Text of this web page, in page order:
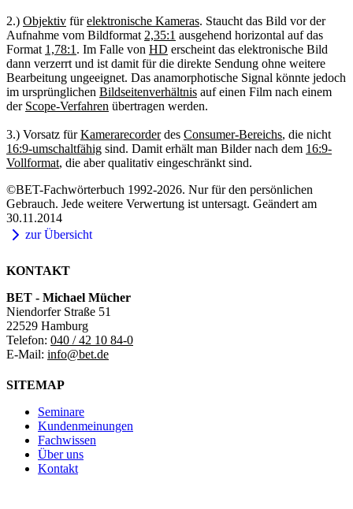
2.) Objektiv fürelektronische Kameras. Staucht das Bild vor der
Aufnahme vom Bildformat 2,35:1 ausgehend horizontal auf das
Format 1,78:1 . Im Falle von HD erscheint das elektronische Bild
dann verzerrt und ist damit für die direkte Sendung ohne weitere
Bearbeitung ungeeignet. Das anamorphotische Signal könnte jedoch
im ursprünglichen Bildseitenverhältnis auf einen Film nach einem
der Scope-Verfahren übertragen werden.
3.) Vorsatz fürKamerarecorderdes Consumer-Bereichs, die nicht
16:9-umschaltfähig sind. Damit erhält man Bilder nach dem 16:9-
Vollformat, die aber qualitativ eingeschränkt sind.
©BET-Fachwörterbuch 1992-2026. Nur für den persönlichen
Gebrauch. Jede weitere Verwertung ist untersagt. Geändert am
30.11.2014
zur Übersicht
KONTAKT
BET - Michael Mücher
Niendorfer Straße 51
22529 Hamburg
Telefon: 040 / 42 10 84-0
E-Mail: info@bet.de
SITEMAP
Seminare
Kundenmeinungen
Fachwissen
Über uns
Kontakt